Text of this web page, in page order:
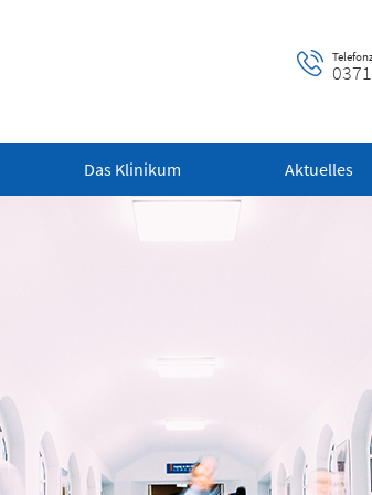
und
medizinischen
2)
Das Klinikum Aktuelles